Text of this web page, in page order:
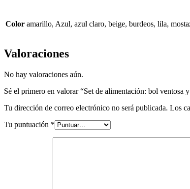
Color amarillo, Azul, azul claro, beige, burdeos, lila,
Valoraciones
No hay valoraciones aún.
Sé el primero en valorar “Set de alimentación: bol ventosa
Tu dirección de correo electrónico no será publicada. Los
Tu puntuación *